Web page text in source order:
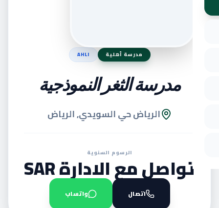
مدرسة أهلية AHLI
مدرسة الثغر النموذجية
الرياض حي السويدي, الرياض
الرسوم السنوية
تواصل مع الادارة SAR
اتصال واتساب